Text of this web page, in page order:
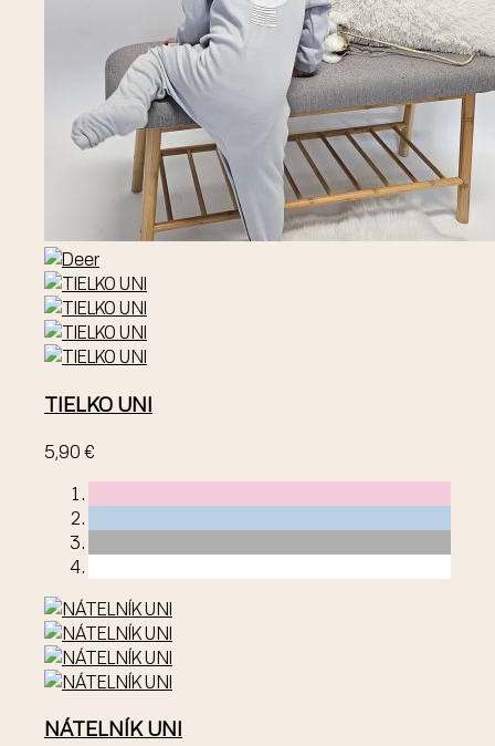
TIELKO UNI
5,90 €
NÁTELNÍK UNI